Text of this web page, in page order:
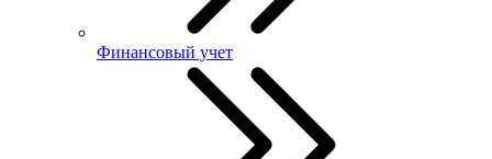
Финансовый учет